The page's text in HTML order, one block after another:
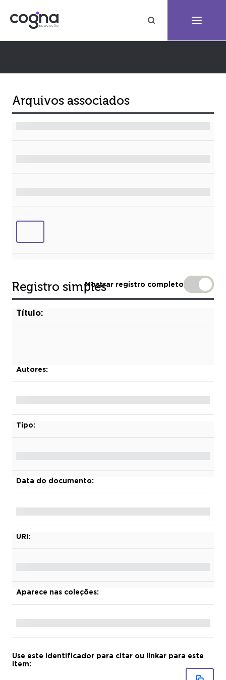
Arquivos associados
Registro simplesMostrar registro completo
Título:
Autores:
Tipo:
Data do documento:
URI:
Aparece nas coleções:
Use este identificador para citar ou linkar para este
item: